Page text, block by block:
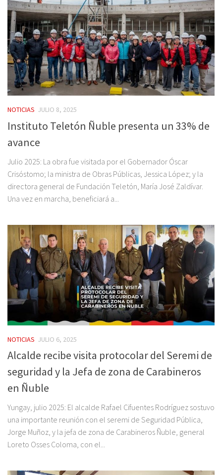
NOTICIAS JULIO 8, 2025
Instituto Teletón Ñuble presenta un 33% de
avance
Julio 2025: La obra fue visitada por el Gobernador Óscar
Crisóstomo; la ministra de Obras Públicas, Jessica López; y la
directora general de Fundación Teletón, María José Zaldívar.
Una vez en marcha, beneficiará a...
NOTICIAS JULIO 6, 2025
Alcalde recibe visita protocolar del Seremi de
seguridad y la Jefa de zona de Carabineros
en Ñuble
Yungay, julio 2025: El alcalde Rafael Cifuentes Rodríguez sostuvo
una importante reunión con el seremi de Seguridad Pública,
Jorge Muñoz, y la jefa de zona de Carabineros Ñuble, general
Loreto Osses Coloma, con el...